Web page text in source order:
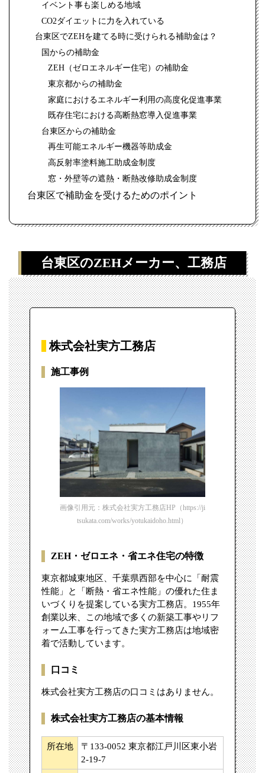
イベント事も楽しめる地域
CO2ダイエットに力を入れている
台東区でZEHを建てる時に受けられる補助金は？
国からの補助金
ZEH（ゼロエネルギー住宅）の補助金
東京都からの補助金
家庭におけるエネルギー利用の高度化促進事業
既存住宅における高断熱窓導入促進事業
台東区からの補助金
再生可能エネルギー機器等助成金
高反射率塗料施工助成金制度
窓・外壁等の遮熱・断熱改修助成金制度
台東区で補助金を受けるためのポイント
台東区のZEHメーカー、工務店
株式会社実方工務店
施工事例
画像引用元：株式会社実方工務店HP（https://ji
tsukata.com/works/yotukaidoho.html）
ZEH・ゼロエネ・省エネ住宅の特徴
東京都城東地区、千葉県西部を中心に「耐震
性能」と「断熱・省エネ性能」の優れた住ま
いづくりを提案している実方工務店。1955年
創業以来、この地域で多くの新築工事やリフ
ォーム工事を行ってきた実方工務店は地域密
着で活動しています。
口コミ
株式会社実方工務店の口コミはありません。
株式会社実方工務店の基本情報
所在地
〒133-0052 東京都江戸川区東小岩
2-19-7